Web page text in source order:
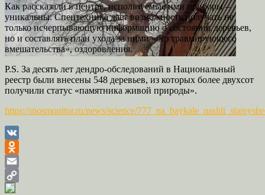
Как рассказали в центре, используемые ими приборы –
уникальны. Спецтехника дает возможность получать не
только исчерпывающую информацию о состоянии деревьев,
но и составлять план ухода за ними «без травмирующего
вмешательства», оздоровления.
P.S. За десять лет дендро-обследований в Национальный
реестр были внесены 548 деревьев, из которых более двухсот
получили статус «памятника живой природы».
https://mosmonitor.ru/news/science/
VK
Odnoklassniki
Email
Copy